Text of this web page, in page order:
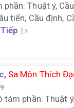
Thuật ý,
tiến, Cầu định,
Sa Môn Thích
tám phần: Thuật